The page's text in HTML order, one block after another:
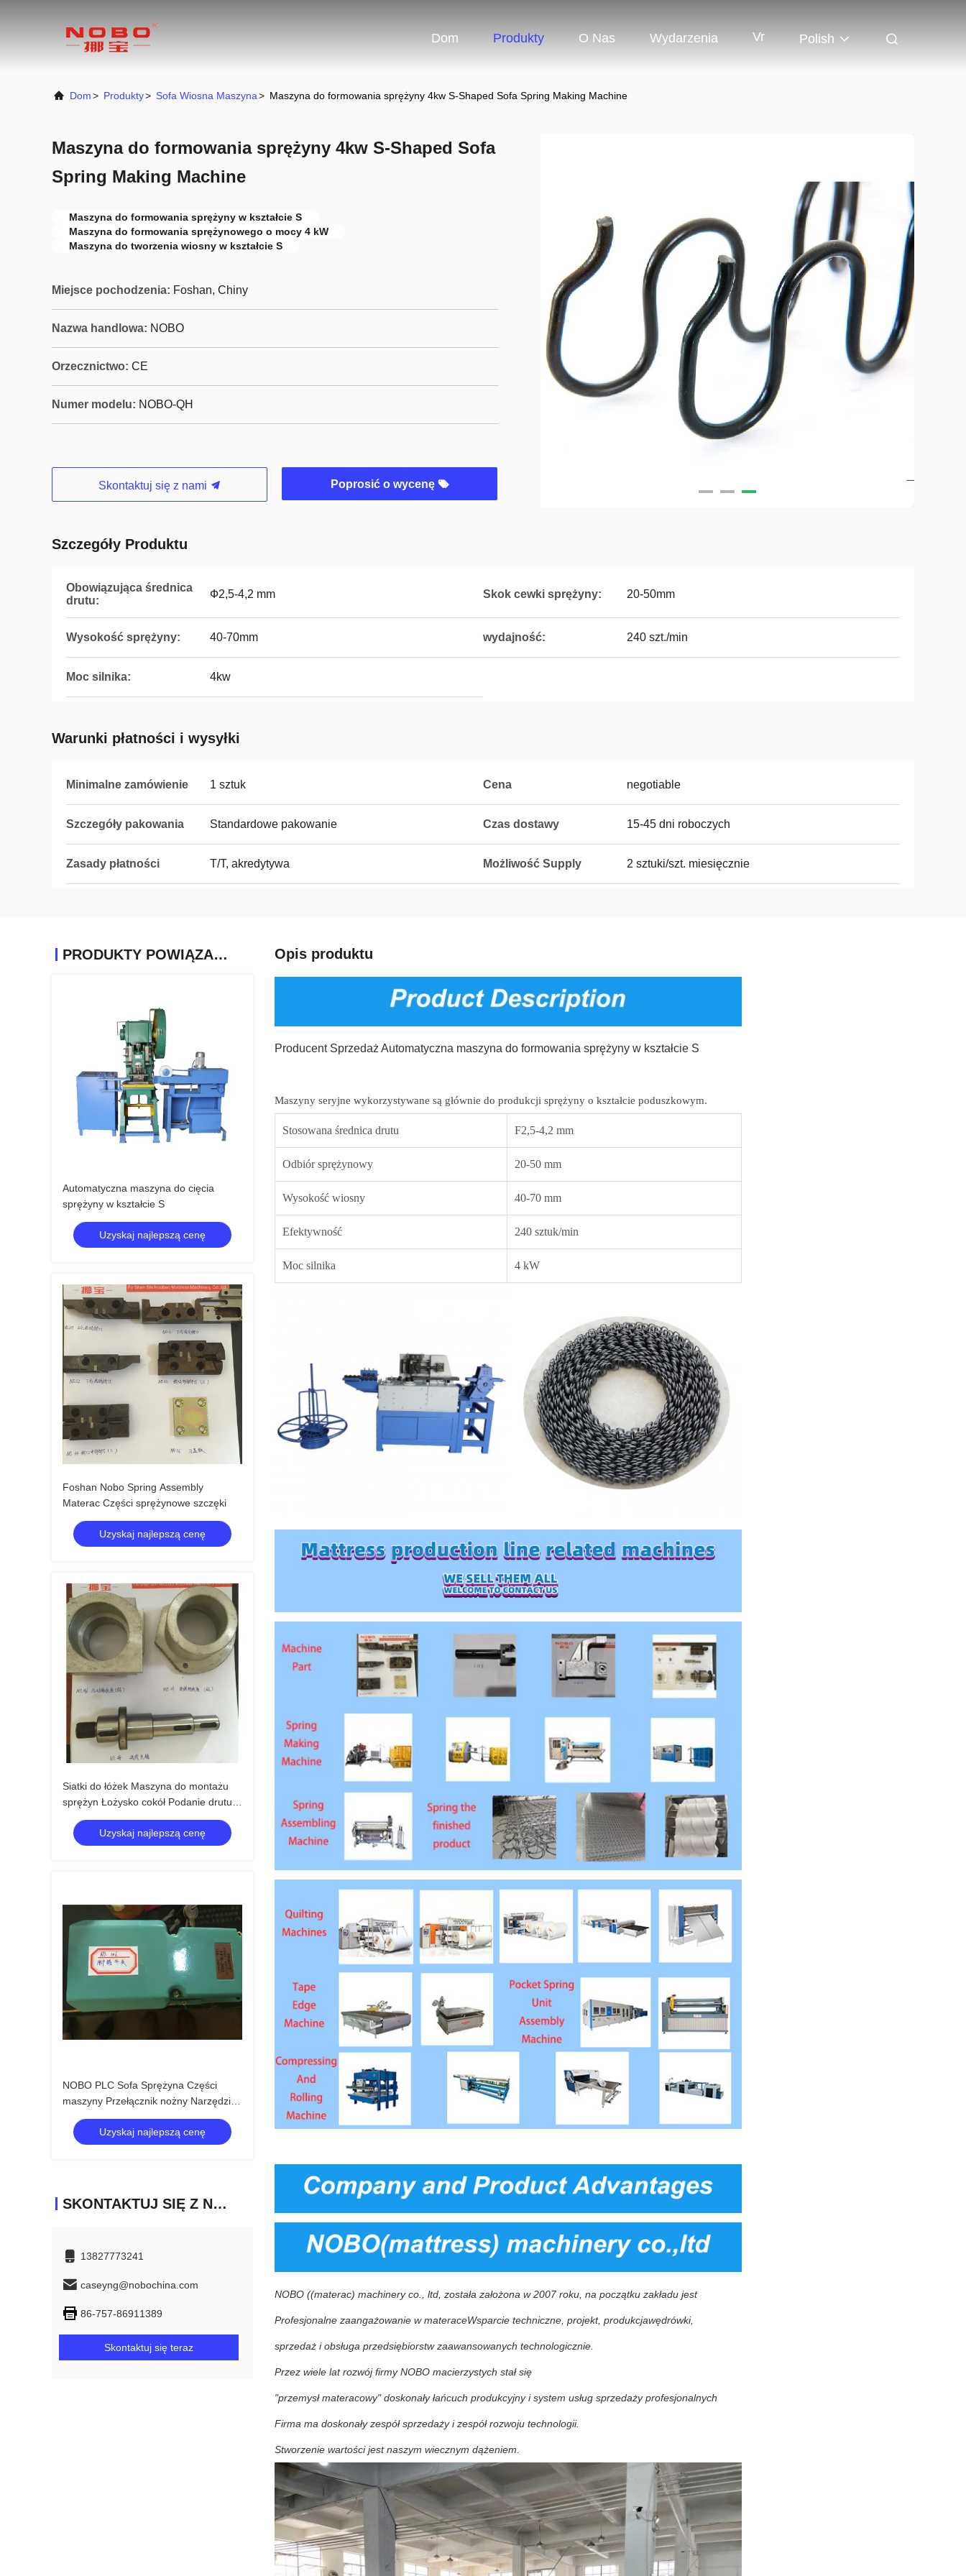
Dom Produkty O Nas Wydarzenia Vr Polish
Dom> Produkty> Sofa Wiosna Maszyna> Maszyna do formowania sprężyny 4kw S-Shaped Sofa Spring Making Machine
Maszyna do formowania sprężyny 4kw S-Shaped Sofa
Spring Making Machine
Maszyna do formowania sprężyny w kształcie S
Maszyna do formowania sprężynowego o mocy 4 kW
Maszyna do tworzenia wiosny w kształcie S
Miejsce pochodzenia: Foshan, Chiny
Nazwa handlowa: NOBO
Orzecznictwo: CE
Numer modelu: NOBO-QH
Skontaktuj się z nami Poprosić o wycenę
Szczegóły Produktu
Obowiązująca średnica
drutu:
Ф2,5-4,2 mm Skok cewki sprężyny: 20-50mm
Wysokość sprężyny: 40-70mm wydajność: 240 szt./min
Moc silnika: 4kw
Warunki płatności i wysyłki
Minimalne zamówienie 1 sztuk Cena negotiable
Szczegóły pakowania Standardowe pakowanie Czas dostawy 15-45 dni roboczych
Zasady płatności T/T, akredytywa Możliwość Supply 2 sztuki/szt. miesięcznie
PRODUKTY POWIĄZANE
Automatyczna maszyna do cięcia
sprężyny w kształcie S
Uzyskaj najlepszą cenę
Foshan Nobo Spring Assembly
Materac Części sprężynowe szczęki
Uzyskaj najlepszą cenę
Siatki do łóżek Maszyna do montażu
sprężyn Łożysko cokół Podanie drutu
Wrzeciono Śruba szczękowa
Uzyskaj najlepszą cenę
NOBO PLC Sofa Sprężyna Części
maszyny Przełącznik nożny Narzędzie
Uzyskaj najlepszą cenę
SKONTAKTUJ SIĘ Z NAMI
13827773241
caseyng@nobochina.com
86-757-86911389
Skontaktuj się teraz
Opis produktu
Producent Sprzedaż Automatyczna maszyna do formowania sprężyny w kształcie S
Maszyny seryjne wykorzystywane są głównie do produkcji sprężyny o kształcie poduszkowym.
Stosowana średnica drutu F2,5-4,2 mm
Odbiór sprężynowy 20-50 mm
Wysokość wiosny 40-70 mm
Efektywność 240 sztuk/min
Moc silnika 4 kW
NOBO ((materac) machinery co., ltd, została założona w 2007 roku, na początku zakładu jest
Profesjonalne zaangażowanie w materaceWsparcie techniczne, projekt, produkcjawędrówki,
sprzedaż i obsługa przedsiębiorstw zaawansowanych technologicznie.
Przez wiele lat rozwój firmy NOBO macierzystych stał się
"przemysł materacowy" doskonały łańcuch produkcyjny i system usług sprzedaży profesjonalnych
Firma ma doskonały zespół sprzedaży i zespół rozwoju technologii.
Stworzenie wartości jest naszym wiecznym dążeniem.